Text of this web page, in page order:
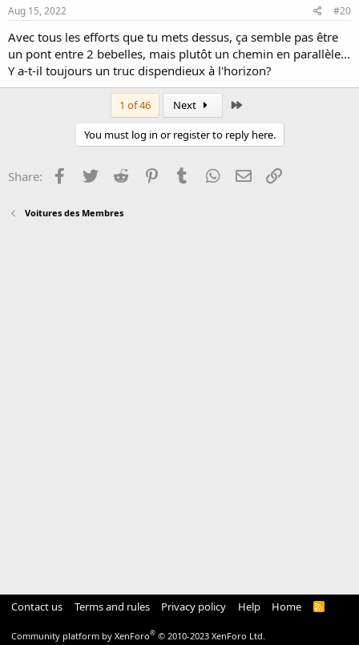
Aug 15, 2022 #20
Avec tous les efforts que tu mets dessus, ça semble pas être
un pont entre 2 bebelles, mais plutôt un chemin en parallèle...
Y a-t-il toujours un truc dispendieux à l'horizon?
1 of 46 Next
You must log in or register to reply here.
Share: Facebook
Twitter Reddit PinterestTumblr WhatsApp
Email
Voitures des Membres
Contact us Terms and rules Privacy policy Help Home
R
Community platform by XenForo® © 2010-2023 XenForo Ltd.